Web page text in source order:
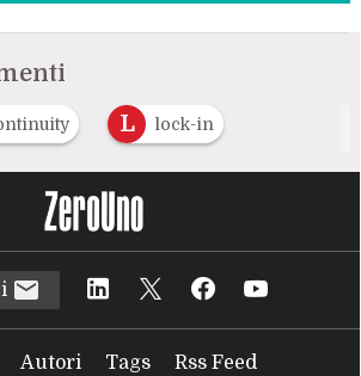
L lock-in
4.0
Autori Tags
Rss Feed